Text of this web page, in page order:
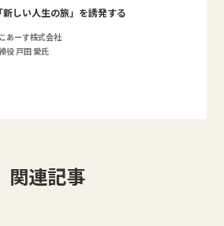
新しい人生の旅」を誘発する
あーす株式会社
役 戸田 愛氏
関連記事